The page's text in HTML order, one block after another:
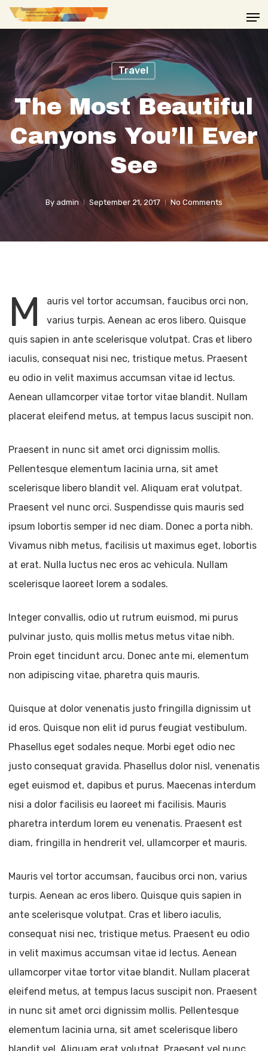
Skip
to
main
content
Travel
The Most Beautiful
Canyons You’ll Ever
See
By admin September 21, 2017 No Comments
M
auris vel tortor accumsan, faucibus orci non,
varius turpis. Aenean ac eros libero. Quisque
quis sapien in ante scelerisque volutpat. Cras et libero
iaculis, consequat nisi nec, tristique metus. Praesent
eu odio in velit maximus accumsan vitae id lectus.
Aenean ullamcorper vitae tortor vitae blandit. Nullam
placerat eleifend metus, at tempus lacus suscipit non.
Praesent in nunc sit amet orci dignissim mollis.
Pellentesque elementum lacinia urna, sit amet
scelerisque libero blandit vel. Aliquam erat volutpat.
Praesent vel nunc orci. Suspendisse quis mauris sed
ipsum lobortis semper id nec diam. Donec a porta nibh.
Vivamus nibh metus, facilisis ut maximus eget, lobortis
at erat. Nulla luctus nec eros ac vehicula. Nullam
scelerisque laoreet lorem a sodales.
Integer convallis, odio ut rutrum euismod, mi purus
pulvinar justo, quis mollis metus metus vitae nibh.
Proin eget tincidunt arcu. Donec ante mi, elementum
non adipiscing vitae, pharetra quis mauris.
Quisque at dolor venenatis justo fringilla dignissim ut
id eros. Quisque non elit id purus feugiat vestibulum.
Phasellus eget sodales neque. Morbi eget odio nec
justo consequat gravida. Phasellus dolor nisl, venenatis
eget euismod et, dapibus et purus. Maecenas interdum
nisi a dolor facilisis eu laoreet mi facilisis. Mauris
pharetra interdum lorem eu venenatis. Praesent est
diam, fringilla in hendrerit vel, ullamcorper et mauris.
Mauris vel tortor accumsan, faucibus orci non, varius
turpis. Aenean ac eros libero. Quisque quis sapien in
ante scelerisque volutpat. Cras et libero iaculis,
consequat nisi nec, tristique metus. Praesent eu odio
in velit maximus accumsan vitae id lectus. Aenean
ullamcorper vitae tortor vitae blandit. Nullam placerat
eleifend metus, at tempus lacus suscipit non. Praesent
in nunc sit amet orci dignissim mollis. Pellentesque
elementum lacinia urna, sit amet scelerisque libero